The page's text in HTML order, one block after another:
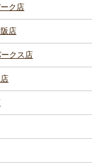
ク店
店
クス店